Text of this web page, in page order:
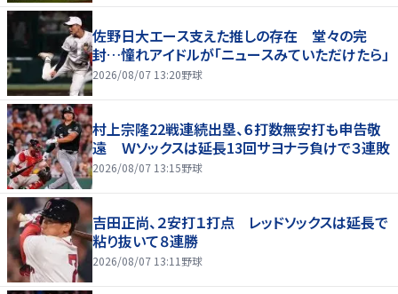
佐野日大エース支えた推しの存在 堂々の完
封…憧れアイドルが「ニュースみていただけたら」
2026/08/07 13:20野球
村上宗隆22戦連続出塁、６打数無安打も申告敬
遠 Ｗソックスは延長13回サヨナラ負けで３連敗
2026/08/07 13:15野球
吉田正尚、２安打１打点 レッドソックスは延長で
粘り抜いて８連勝
2026/08/07 13:11 野球